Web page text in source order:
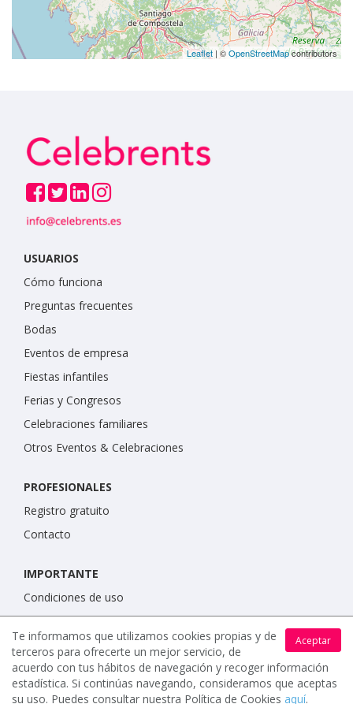
Leaflet | ©OpenStreetMapcontributors
USUARIOS
Cómo funciona
Preguntas frecuentes
Bodas
Eventos de empresa
Fiestas infantiles
Ferias y Congresos
Celebraciones familiares
Otros Eventos & Celebraciones
PROFESIONALES
Registro gratuito
Contacto
IMPORTANTE
Condiciones de uso
Política de protección de datos
Política de cookies
Aceptar
Te informamos que utilizamos cookies propias y de
terceros para ofrecerte un mejor servicio, de
acuerdo con tus hábitos de navegación y recoger información
estadística. Si continúas navegando, consideramos que aceptas
su uso. Puedes consultar nuestra Política de Cookies aquí.